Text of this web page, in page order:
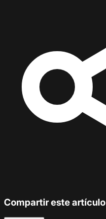
Compartir este artículo